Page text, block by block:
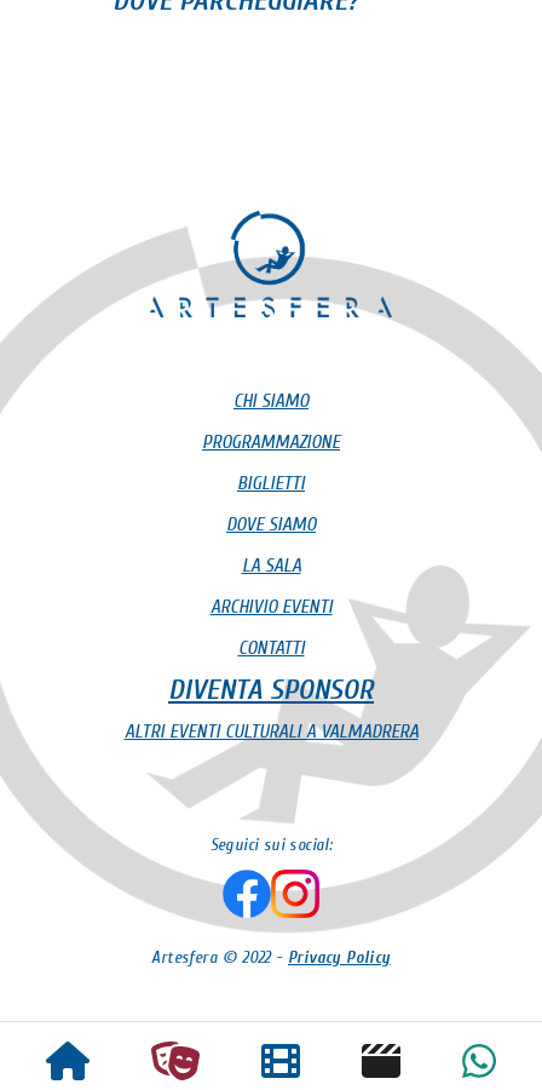
CHI SIAMO
PROGRAMMAZIONE
BIGLIETTI
DOVE SIAMO
LA SALA
ARCHIVIO EVENTI
CONTATTI
DIVENTA SPONSOR
ALTRI EVENTI CULTURALI A VALMADRERA
Seguici sui social:
Artesfera © 2022 - Privacy Policy